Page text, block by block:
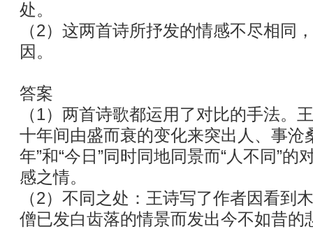
处。
（2）这两首诗所抒发的情感不尽相同
因。
答案
（1）两首诗歌都运用了对比的手法。
十年间由盛而衰的变化来突出人、事沧
年”和“今日”同时同地同景而“人不同”
感之情。
（2）不同之处：王诗写了作者因看到
僧已发白齿落的情景而发出今不如昔的